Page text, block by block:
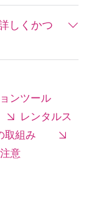
しくかつ
ンツール
レンタルス
取組み
意